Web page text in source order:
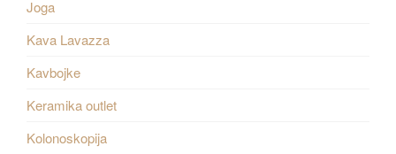
Joga
Kava Lavazza
Kavbojke
Keramika outlet
Kolonoskopija